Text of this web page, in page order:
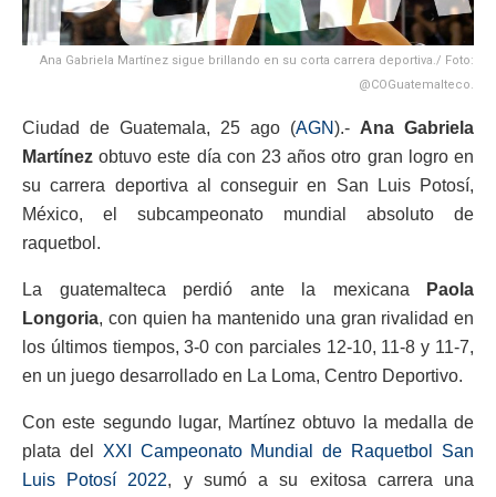
Ana Gabriela Martínez sigue brillando en su corta carrera deportiva./ Foto:
@COGuatemalteco.
Ciudad de Guatemala, 25 ago (AGN).- Ana Gabriela
Martínez obtuvo este día con 23 años otro gran logro en
su carrera deportiva al conseguir en San Luis Potosí,
México, el subcampeonato mundial absoluto de
raquetbol.
La guatemalteca perdió ante la mexicana
Paola
Longoria, con quien ha mantenido una gran rivalidad en
los últimos tiempos, 3-0 con parciales 12-10, 11-8 y 11-7,
en un juego desarrollado en La Loma, Centro Deportivo.
Con este segundo lugar, Martínez obtuvo la medalla de
plata del XXI Campeonato Mundial de Raquetbol San
Luis Potosí 2022, y sumó a su exitosa carrera una